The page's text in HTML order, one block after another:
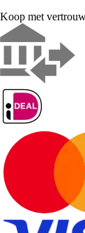
Koop met